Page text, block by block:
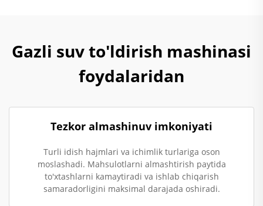
Gazli suv to'ldirish mashinasi
foydalaridan
Tezkor almashinuv imkoniyati
Turli idish hajmlari va ichimlik turlariga oson
moslashadi. Mahsulotlarni almashtirish paytida
to'xtashlarni kamaytiradi va ishlab chiqarish
samaradorligini maksimal darajada oshiradi.